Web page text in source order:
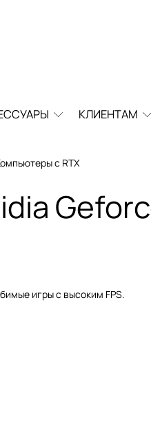
КЛИЕНТАМ
с RTX
игры с высоким FPS.